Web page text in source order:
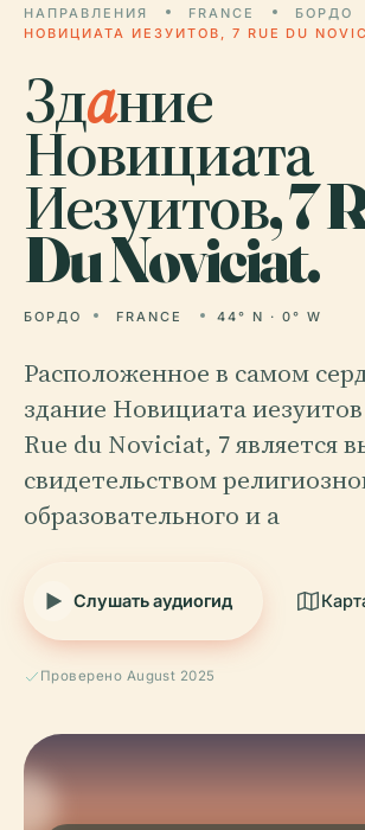
НАПРАВЛЕНИЯ FRANCE БОРДО
НОВИЦИАТА ИЕЗУИТОВ, 7 RUE DU
Здание
Новициата
Иезуитов, 7
Du Noviciat.
БОРДО FRANCE 44° N · 0° W
Расположенное в самом
здание Новициата
Rue du Noviciat, 7 является
свидетельством
образовательного и а
Слушать аудиогид
Проверено August 2025